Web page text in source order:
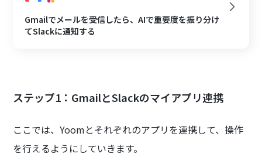
Gmailでメールを受信したら、AIで重要度を振り分け
てSlackに通知する
ステップ1：GmailとSlackのマイアプリ連携
ここでは、Yoomとそれぞれのアプリを連携して、操作
を行えるようにしていきます。